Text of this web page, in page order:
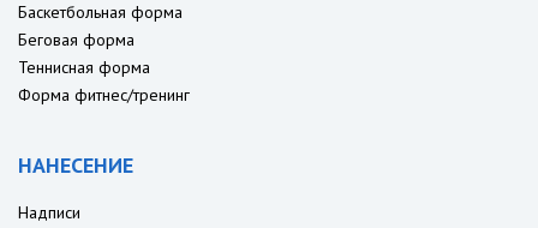
Баскетбольная форма
Беговая форма
Теннисная форма
Форма фитнес/тренинг
НАНЕСЕНИЕ
Надписи